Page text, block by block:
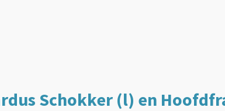
Schokker (l) en